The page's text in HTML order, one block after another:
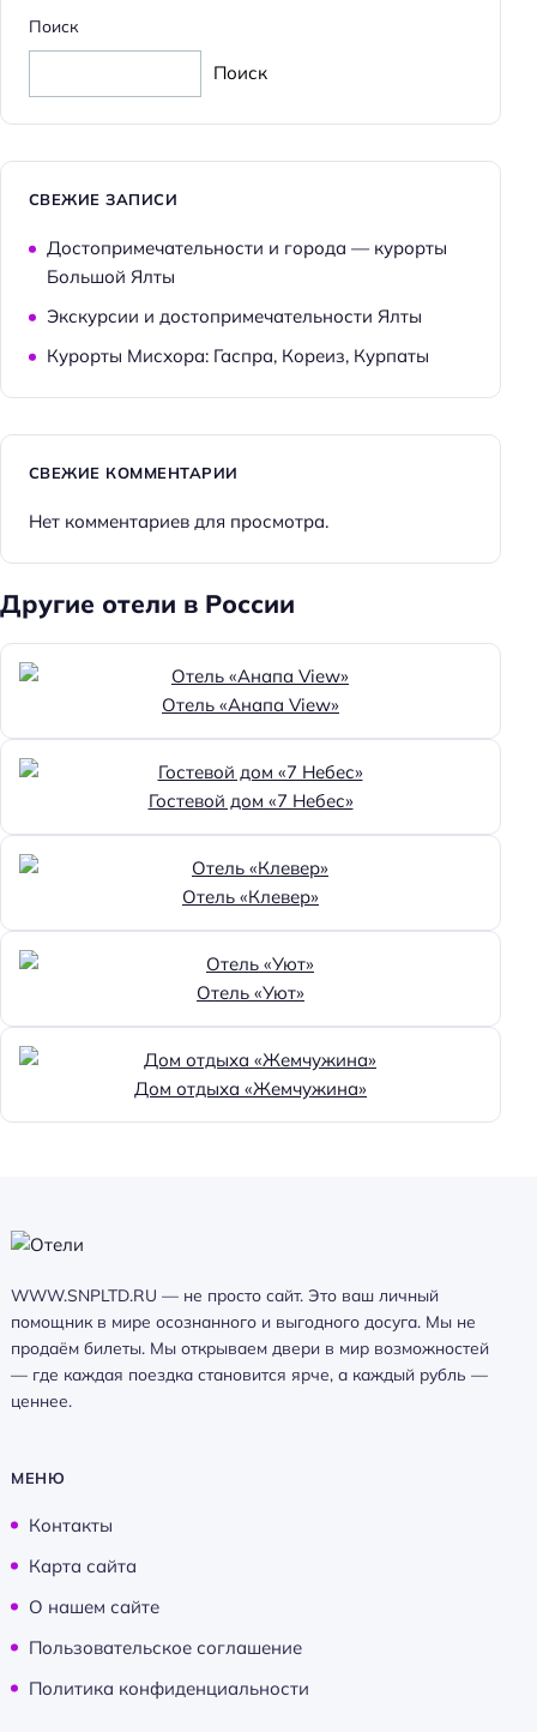
Поиск
Поиск
СВЕЖИЕ ЗАПИСИ
Достопримечательности и города — курорты
Большой Ялты
Экскурсии и достопримечательности Ялты
Курорты Мисхора: Гаспра, Кореиз, Курпаты
СВЕЖИЕ КОММЕНТАРИИ
Нет комментариев для просмотра.
Другие отели в России
Отель «Анапа View»
Гостевой дом «7 Небес»
Отель «Клевер»
Отель «Уют»
Дом отдыха «Жемчужина»
WWW.SNPLTD.RU — не просто сайт. Это ваш личный
помощник в мире осознанного и выгодного досуга. Мы не
продаём билеты. Мы открываем двери в мир возможностей
— где каждая поездка становится ярче, а каждый рубль —
ценнее.
МЕНЮ
Контакты
Карта сайта
О нашем сайте
Пользовательское соглашение
Политика конфиденциальности